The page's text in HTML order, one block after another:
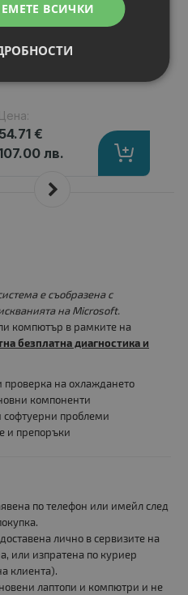
Клетки: 6
Волтаж: 11.10 V
Тип на батерията
Цена:
54.71 €
лв.
е съобразена с
на Microsoft.
компютър в рамките на
безплатна диагностика и
проверка на охлаждането
компоненти
проблеми
и препоръки
по телефон или имейл след
лично в сервизите на
или изпратена по куриер
клиента).
лаптопи и компютри и не
ВСИЧКИ